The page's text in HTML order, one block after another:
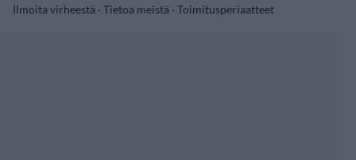
Ilmoita virheestä · Tietoa meistä · Toimitusperiaatteet